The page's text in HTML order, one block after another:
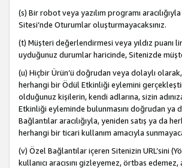
(s) Bir robot veya yazılım programı
Sitesi’nde Oturumlar oluşturmayacaksınız.
(t) Müşteri değerlendirmesi veya yıldız puanı
uyduğunuz durumlar haricinde, Sitenizde
(u) Hiçbir Ürün’ü doğrudan veya dolaylı
herhangi bir Ödül Etkinliği eylemini
olduğunuz kişilerin, kendi adlarına, sizin
Etkinliği eyleminde bulunmasını doğrudan ya
Bağlantılar aracılığıyla, yeniden satış ya da
herhangi bir ticari kullanım amacıyla
(v) Özel Bağlantılar içeren Sitenizin URL’sini
kullanıcı aracısını gizleyemez, örtbas